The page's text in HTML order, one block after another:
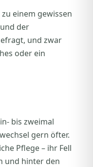
einem gewissen
der
und zwar
oder ein
bis zweimal
gern öfter.
Pflege – ihr Fell
und hinter den